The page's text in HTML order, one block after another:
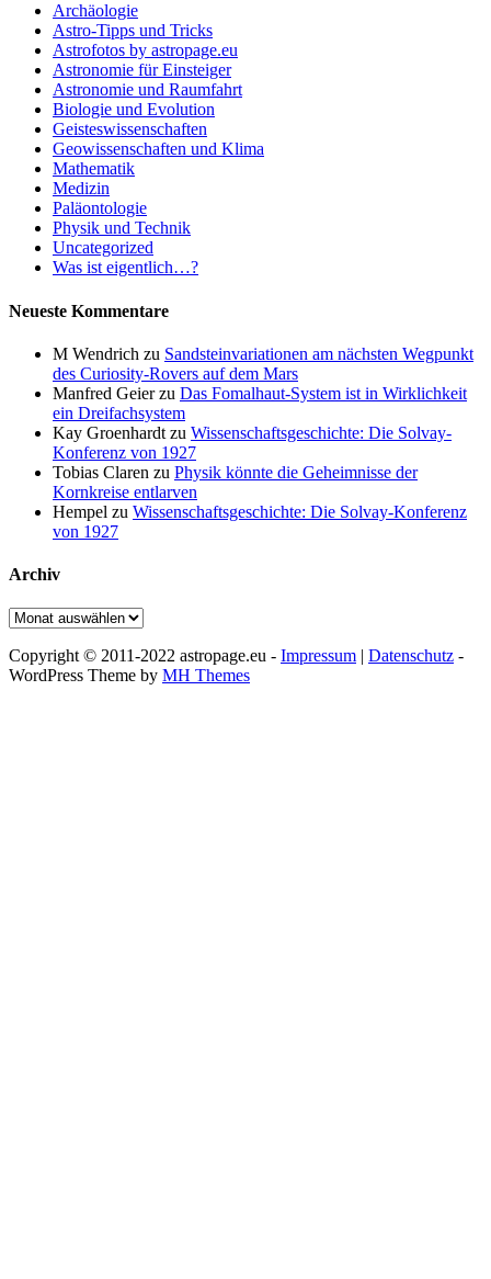
Archäologie
Astro-Tipps und Tricks
Astrofotos by astropage.eu
Astronomie für Einsteiger
Astronomie und Raumfahrt
Biologie und Evolution
Geisteswissenschaften
Geowissenschaften und Klima
Mathematik
Medizin
Paläontologie
Physik und Technik
Uncategorized
Was ist eigentlich…?
Neueste Kommentare
M Wendrich zu Sandsteinvariationen am nächsten Wegpunkt
des Curiosity-Rovers auf dem Mars
Manfred Geierzu Das Fomalhaut-System ist in Wirklichkeit
ein Dreifachsystem
Kay Groenhardt zu Wissenschaftsgeschichte: Die Solvay-
Konferenz von 1927
Tobias Claren zu Physik könnte die Geheimnisse der
Kornkreise entlarven
Hempel zu Wissenschaftsgeschichte: Die Solvay-Konferenz
von 1927
Archiv
Archiv
Copyright © 2011-2022 astropage.eu - Impressum | Datenschutz -
WordPress Theme by MH Themes